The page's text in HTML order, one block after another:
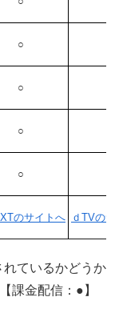
○
○
○
○
のサイトへ ｄTVの
れているかどうか
課金配信：●】